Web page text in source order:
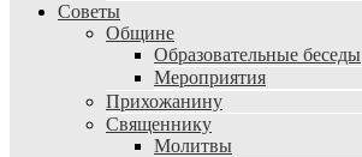
Советы
Общине
Образовательные беседы
Мероприятия
Прихожанину
Священнику
Молитвы